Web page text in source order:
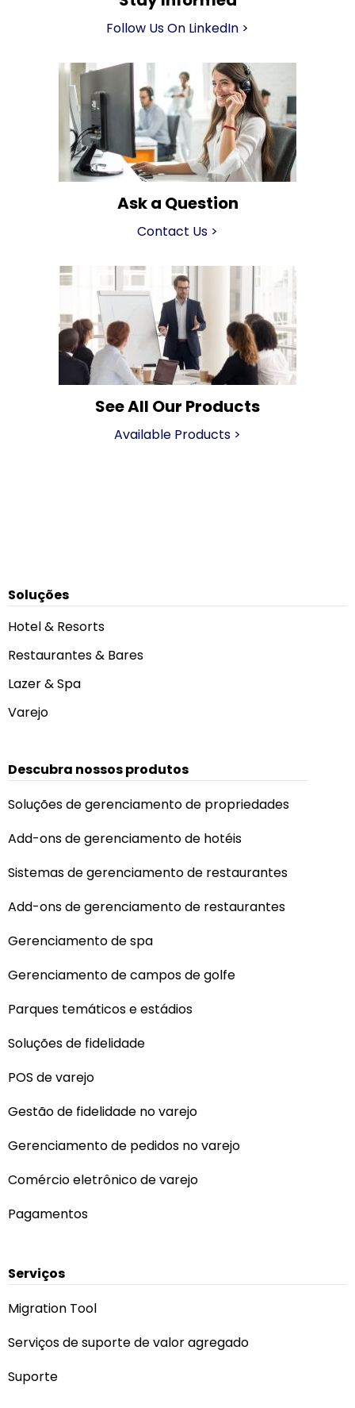
Follow Us On LinkedIn >
Ask a Question
Contact Us >
See All Our Products
Available Products >
Soluções
Hotel & Resorts
Restaurantes & Bares
Lazer & Spa
Varejo
Descubra nossos produtos
Soluções de gerenciamento de propriedades
Add-ons de gerenciamento de hotéis
Sistemas de gerenciamento de restaurantes
Add-ons de gerenciamento de restaurantes
Gerenciamento de spa
Gerenciamento de campos de golfe
Parques temáticos e estádios
Soluções de fidelidade
POS de varejo
Gestão de fidelidade no varejo
Gerenciamento de pedidos no varejo
Comércio eletrônico de varejo
Pagamentos
Serviços
Migration Tool
Serviços de suporte de valor agregado
Suporte